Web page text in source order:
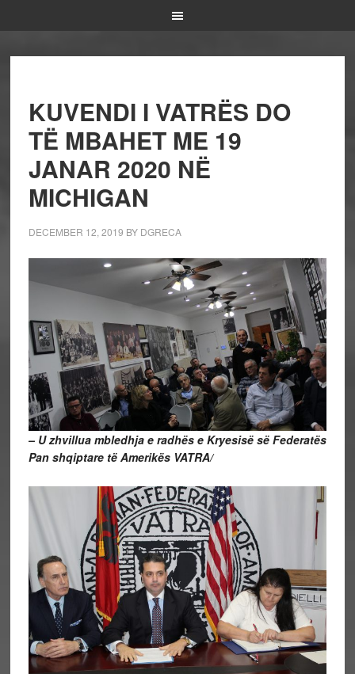
KUVENDI I VATRËS DO
TË MBAHET ME 19
JANAR 2020 NË
MICHIGAN
DECEMBER 12, 2019 BY DGRECA
– U zhvillua mbledhja e radhës e Kryesisë së Federatës
Pan shqiptare të Amerikës VATRA/